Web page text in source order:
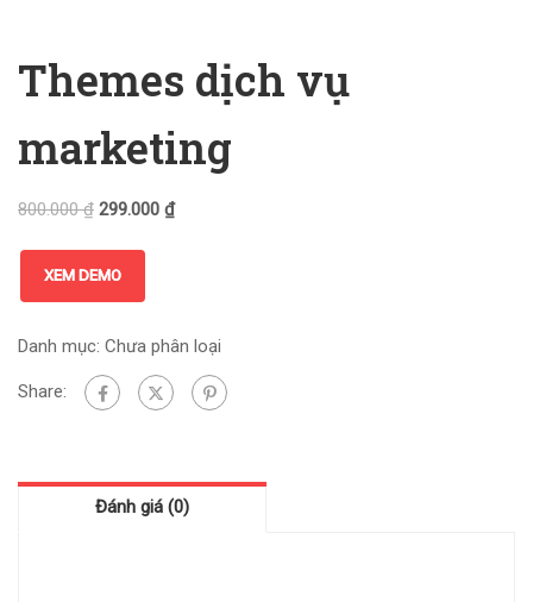
Themes dịch vụ
marketing
800.000₫ 299.000 ₫
XEM DEMO
Danh mục: Chưa phân loại
Share:
Đánh giá (0)